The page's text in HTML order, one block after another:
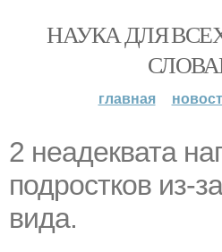
НАУКА ДЛЯ
главная
2 неадеквата
подростков из-
вида.